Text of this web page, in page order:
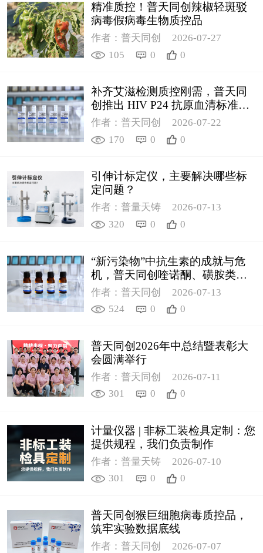
精准质控！普天同创辣椒轻斑驳
病毒假病毒生物质控品
作者：普天同创
2026-07-27
105
0 0
补齐艾滋检测质控刚需，普天同
创推出 HIV P24 抗原血清标准物
质
作者：普天同创
2026-07-22
170
0 0
引伸计标定仪，主要解决哪些标
定问题？
作者：普量天铸
2026-07-13
320
0 0
“新污染物”中抗生素的成就与危
机，普天同创喹诺酮、磺胺类质
控新品筑牢环境安全防线
作者：普天同创
2026-07-13
524
0 0
普天同创2026年中总结暨表彰大
会圆满举行
作者：普天同创
2026-07-11
301
0 0
计量仪器 | 非标工装检具定制：您
提供规程，我们负责制作
作者：普量天铸
2026-07-10
301
0 0
普天同创猴巨细胞病毒质控品，
筑牢实验数据底线
作者：普天同创
2026-07-07